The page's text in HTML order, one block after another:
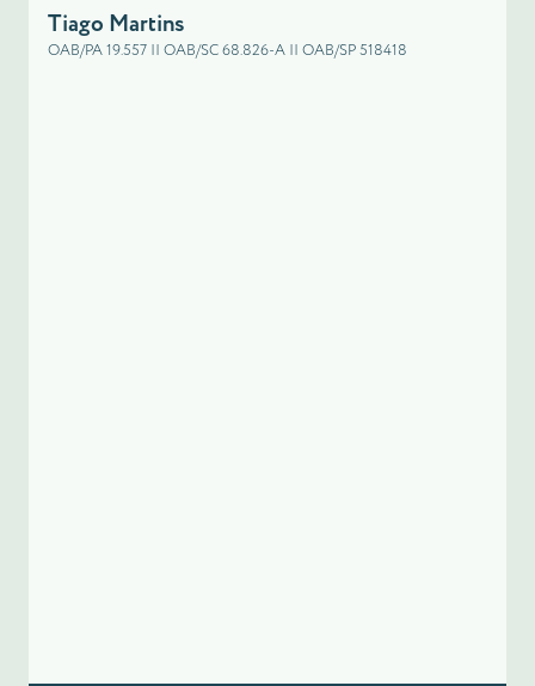
Tiago Martins
OAB/PA 19.557 || OAB/SC 68.826-A || OAB/SP 518418